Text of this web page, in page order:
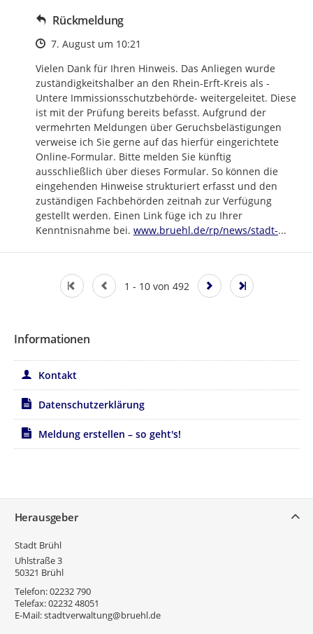
Rückmeldung
Zeitpunkt des Erstellens
7. August um 10:21
Vielen Dank für Ihren Hinweis. Das Anliegen wurde
zuständigkeitshalber an den Rhein-Erft-Kreis als -
Untere Immissionsschutzbehörde- weitergeleitet. Diese
ist mit der Prüfung bereits befasst. Aufgrund der
vermehrten Meldungen über Geruchsbelästigungen
verweise ich Sie gerne auf das hierfür eingerichtete
Online-Formular. Bitte melden Sie künftig
ausschließlich über dieses Formular. So können die
eingehenden Hinweise strukturiert erfasst und den
zuständigen Fachbehörden zeitnah zur Verfügung
gestellt werden. Einen Link füge ich zu Ihrer
Kenntnisnahme bei. https://
www.bruehl.de/rp/news/stadt-...
1 - 10 von 492
Informationen
Kontakt
Datenschutzerklärung
Meldung erstellen – so geht's!
Herausgeber
Stadt Brühl
Uhlstraße 3
50321 Brühl
Telefon:02232 790
Telefax:02232 48051
E-Mail:stadtverwaltung@bruehl.de